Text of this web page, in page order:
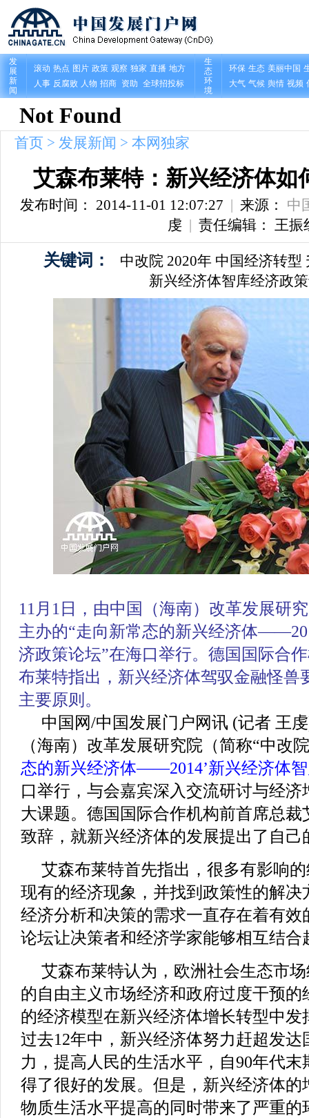
首页 > 发展新闻 > 本网独家
艾森布莱特：新兴经济体如
发布时间： 2014-11-01 12:07:27 | 来源： 中
虔 | 责任编辑： 王振
关键词： 中改院 2020年 中国经济转型
新兴经济体智库经济政
11月1日，由中国（海南）改革发展研
主办的“走向新常态的新兴经济体
济政策论坛”在海口举行。德国国际合
布莱特指出，新兴经济体驾驭金融怪兽
主要原则。
中国网/中国发展门户网讯 (记者 王
（海南）改革发展研究院（简称“中改
态的新兴经济体——2014’新兴经济体
口举行，与会嘉宾深入交流研讨与经
大课题。德国国际合作机构前首席总
致辞，就新兴经济体的发展提出了自己
艾森布莱特首先指出，很多有影响
现有的经济现象，并找到政策性的解决
经济分析和决策的需求一直存在着有效
论坛让决策者和经济学家能够相互结合
艾森布莱特认为，欧洲社会生态市
的自由主义市场经济和政府过度干预
的经济模型在新兴经济体增长转型中
过去12年中，新兴经济体努力赶超发
力，提高人民的生活水平，自90年代
得了很好的发展。但是，新兴经济体的
物质生活水平提高的同时带来了严重的